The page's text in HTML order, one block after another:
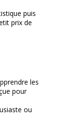
puis
prix de
les
pour
ou